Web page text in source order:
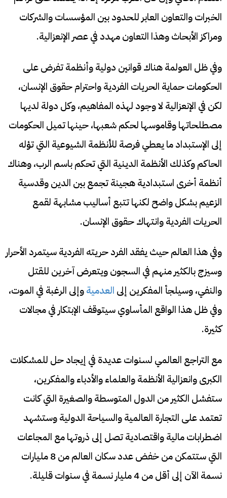
الخبرات والتعاون العابر للحدود بين المؤسسات والشركات
ومراكز الأبحاث وهذا التعاون مهدد في عصر الإنعزالية.
وفي ظل العولمة هناك قوانين دولية وأنظمة تفرض على
الحكومات حماية الحريات الفردية واحترام حقوق الإنسان،
لكن في الإنعزالية لا وجود لهذه المفاهيم، وكل دولة لديها
مصطلحاتها وقاموسها لحكم شعبها، حينها تميل الحكومات
إلى الإستبداد ما يعطي فرصة للأنظمة الشيوعية التي تؤله
الحاكم وكذلك الأنظمة الدينية التي تحكم باسم الرب، وهناك
أنظمة أخرى استبدادية هجينة تجمع بين الدين وقدسية
الزعيم بشكل واضح لكنها تتبع أساليب مشابهة لقمع
الحريات الفردية وانتهاك حقوق الإنسان.
وفي هذا العالم حيث يفقد الفرد حريته الفردية سيتمرد الأحرار
وسيزج بالكثير منهم في السجون ويتعرض آخرين للقتل
والنفي، وسيلجأ المفكرين إلى العدميةوإلى الرغبة في الموت،
وفي ظل هذا الواقع المأساوي سيتوقف الإبتكار في مجالات
كثيرة.
مع التراجع العالمي لسنوات عديدة في إيجاد حل للمشكلات
الكبرى وانعزالية الأنظمة والعلماء والأدباء والمفكرين،
ستفشل الكثير من الدول المتوسطة والصغيرة التي كانت
تعتمد على التجارة العالمية والسياحة الدولية وستشهد
اضطرابات مالية واقتصادية تصل إلى ذروتها مع المجاعات
التي ستتمكن من خفض عدد سكان العالم من 8 مليارات
نسمة الآن إلى أقل من 4 مليار نسمة في سنوات قليلة.